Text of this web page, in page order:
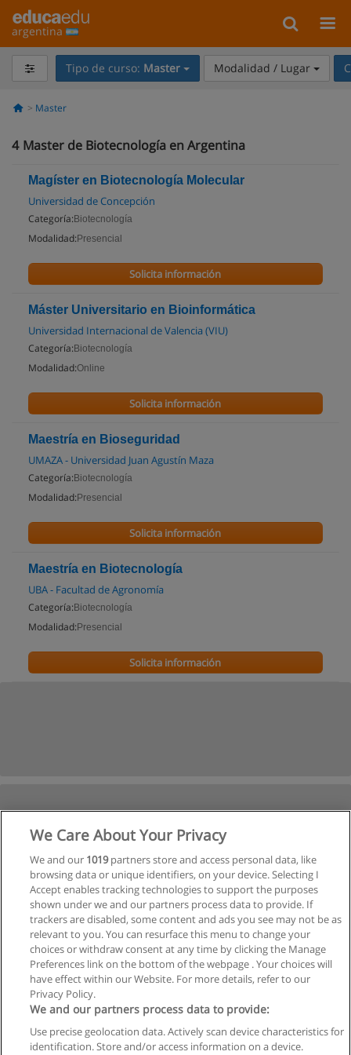
argentina
Tipo de curso: Master Modalidad / Lugar
Master
4 Master de Biotecnología en Argentina
Magíster en Biotecnología Molecular
Universidad de Concepción
Categoría: Biotecnología
Modalidad: Presencial
Solicita información
Máster Universitario en Bioinformática
Universidad Internacional de Valencia (VIU)
Categoría: Biotecnología
Modalidad:Online
Solicita información
Maestría en Bioseguridad
UMAZA - Universidad Juan Agustín Maza
Categoría: Biotecnología
Modalidad: Presencial
Solicita información
Maestría en Biotecnología
UBA - Facultad de Agronomía
Categoría: Biotecnología
Modalidad: Presencial
Solicita información
Reglas de uso
We Care About Your Privacy
We and our 1019partners store and access personal data, like
browsing data or unique identifiers, on your device. Selecting I
Accept enables tracking technologies to support the purposes
shown under we and our partners process data to provide. If
trackers are disabled, some content and ads you see may not be as
relevant to you. You can resurface this menu to change your
choices or withdraw consent at any time by clicking the Manage
Preferences link on the bottom of the webpage . Your choices will
have effect within our Website. For more details, refer to our
Privacy Policy.
We and our partners process data to provide:
Use precise geolocation data. Actively scan device characteristics for
identification. Store and/or access information on a device.